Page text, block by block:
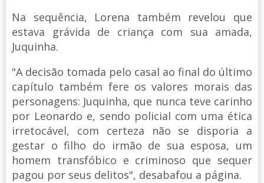
Na sequência, Lorena também revelou que
estava grávida de criança com sua amada,
Juquinha.
"A decisão tomada pelo casal ao final do último
capítulo também fere os valores morais das
personagens: Juquinha, que nunca teve carinho
por Leonardo e, sendo policial com uma ética
irretocável, com certeza não se disporia a
gestar o filho do irmão de sua esposa, um
homem transfóbico e criminoso que sequer
pagou por seus delitos", desabafou a página.